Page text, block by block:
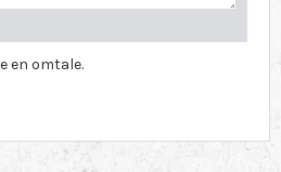
en omtale.